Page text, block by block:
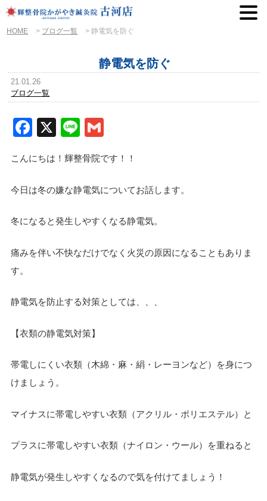
HOME > ブログ一覧 > 静電気を防ぐ
静電気を防ぐ
21.01.26
ブログ一覧
Facebook
X Line
こんにちは！輝整骨院です！！
今日は冬の嫌な静電気についてお話します。
冬になると発生しやすくなる静電気。
痛みを伴い不快なだけでなく火災の原因になることもありま
す。
静電気を防止する対策としては、、、
【衣類の静電気対策】
帯電しにくい衣類（木綿・麻・絹・レーヨンなど）を身につ
けましょう。
マイナスに帯電しやすい衣類（アクリル・ポリエステル）と
プラスに帯電しやすい衣類（ナイロン・ウール）を重ねると
静電気が発生しやすくなるので気を付けてましょう！